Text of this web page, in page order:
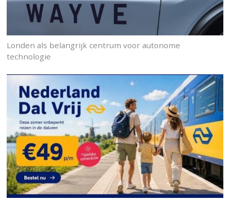
Londen als belangrijk centrum voor autonome
technologie